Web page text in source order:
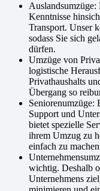
Auslandsumzüge:
Kenntnisse
Transport. Unser
sodass Sie sich
dürfen.
Umzüge von
logistische
Privathaushalts
Übergang so
Seniorenumzüge:
Support und
bietet spezielle
ihrem Umzug zu
einfach zu
wichtig. Deshalb
Unternehmens